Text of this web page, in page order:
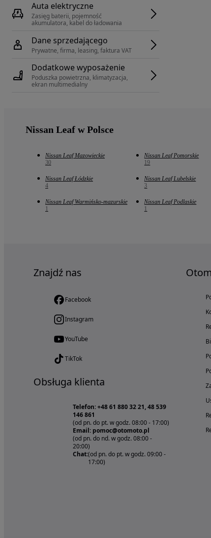
Auta elektryczne
Zasięg baterii, pojemność
akumulatora, kabel do ładowania
Dane sprzedającego
Prywatne, firma, leasing, faktura VAT
Dodatkowe wyposażenie
Poduszka powietrzna, klimatyzacja,
ekran multimedialny
Nissan Leaf w Polsce
Nissan Leaf Mazowieckie
30
Nissan Leaf Pomorskie
19
Nissan Leaf Łódzkie
4
Nissan Leaf Lubelskie
3
Nissan Leaf Warmińsko-mazurskie
1
Nissan Leaf Podlaskie
1
Znajdź nas
Facebook
Instagram
YouTube
TikTok
Obsługa klienta
Telefon: +48 61 880 32 21, 48 539
146 861
(od pn. do pt. w godz. 08:00 - 17:00)
Email: pomoc@otomoto.pl
(od pn. do nd. w godz. 08:00 -
20:00)
Chat:(od pn. do pt. w godz. 09:00 -
17:00)